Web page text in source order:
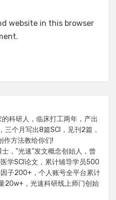
website in this browser
科研人，临床打工两年，产出
个月写出8篇SCI，见刊2篇，
作方法教给你们!
，"光速"发文概念创始人，曾
学SCI论文，累计辅导学员500
子200+，个人账号全平台累计
20w+，光速科研线上师门创始